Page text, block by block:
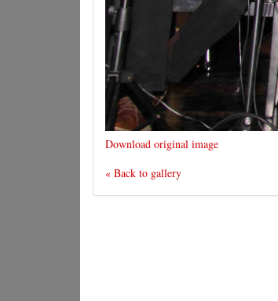
Download original image
« Back to gallery